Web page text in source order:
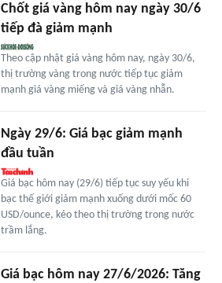
Chốt giá vàng hôm nay ngày 30/6
tiếp đà giảm mạnh
Theo cập nhật giá vàng hôm nay, ngày 30/6,
thị trường vàng trong nước tiếp tục giảm
mạnh giá vàng miếng và giá vàng nhẫn.
Ngày 29/6: Giá bạc giảm mạnh
đầu tuần
Giá bạc hôm nay (29/6) tiếp tục suy yếu khi
bạc thế giới giảm mạnh xuống dưới mốc 60
USD/ounce, kéo theo thị trường trong nước
trầm lắng.
Giá bạc hôm nay 27/6/2026: Tăng